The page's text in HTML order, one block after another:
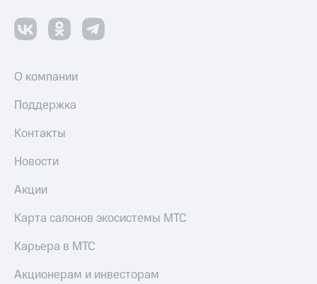
О компании
Поддержка
Контакты
Новости
Акции
Карта салонов экосистемы МТС
Карьера в МТС
Акционерам и инвесторам